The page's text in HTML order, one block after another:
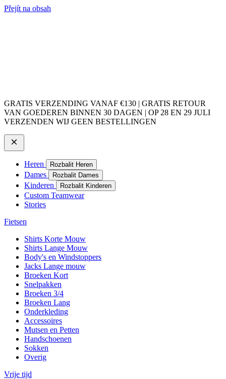
Přejít na obsah
GRATIS VERZENDING VANAF €130 | GRATIS RETOUR
VAN GOEDEREN BINNEN 30 DAGEN | OP 28 EN 29 JULI
VERZENDEN WIJ GEEN BESTELLINGEN
Heren Rozbalit Heren
Dames Rozbalit Dames
Kinderen Rozbalit Kinderen
Custom Teamwear
Stories
Fietsen
Shirts Korte Mouw
Shirts Lange Mouw
Body's en Windstoppers
Jacks Lange mouw
Broeken Kort
Snelpakken
Broeken 3/4
Broeken Lang
Onderkleding
Accessoires
Mutsen en Petten
Handschoenen
Sokken
Overig
Vrije tijd